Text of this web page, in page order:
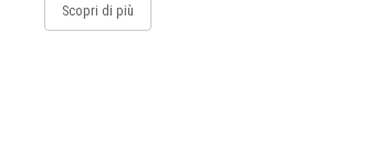
Scopri di più